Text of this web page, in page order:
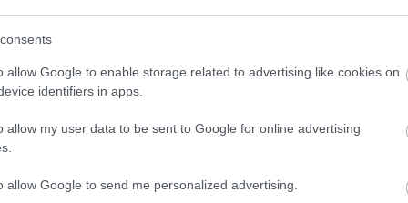
allow Google to enable storage related to advertising like cookies on
identifiers in apps.
allow my user data to be sent to Google for online advertising
allow Google to send me personalized advertising.
31-
PKT